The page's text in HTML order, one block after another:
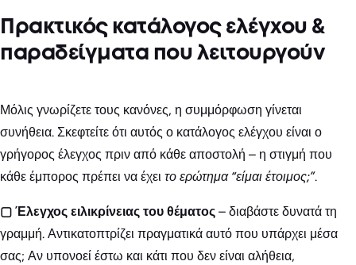
Πρακτικός κατάλογος ελέγχου &
παραδείγματα που λειτουργούν
Μόλις γνωρίζετε τους κανόνες, η συμμόρφωση γίνεται
συνήθεια. Σκεφτείτε ότι αυτός ο κατάλογος ελέγχου είναι ο
γρήγορος έλεγχος πριν από κάθε αποστολή – η στιγμή που
κάθε έμπορος πρέπει να έχει το ερώτημα “είμαι έτοιμος;”.
▢ Έλεγχος ειλικρίνειας του θέματος – διαβάστε δυνατά τη
γραμμή. Αντικατοπτρίζει πραγματικά αυτό που υπάρχει μέσα
σας; Αν υπονοεί έστω και κάτι που δεν είναι αλήθεια,